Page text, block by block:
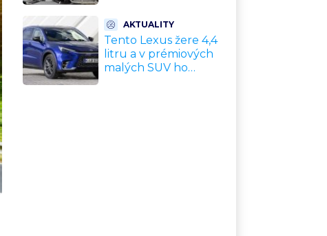
Máte jeden z nich?
AKTUALITY
Tento Lexus žere 4,4
litru a v prémiových
malých SUV ho